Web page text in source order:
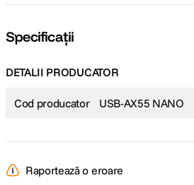
Specificații
DETALII PRODUCATOR
Cod producator USB-AX55 NANO
Raportează o eroare